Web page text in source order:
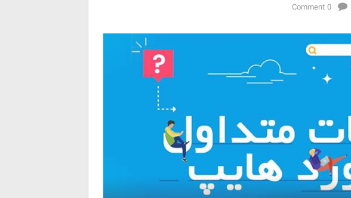
0 Comment